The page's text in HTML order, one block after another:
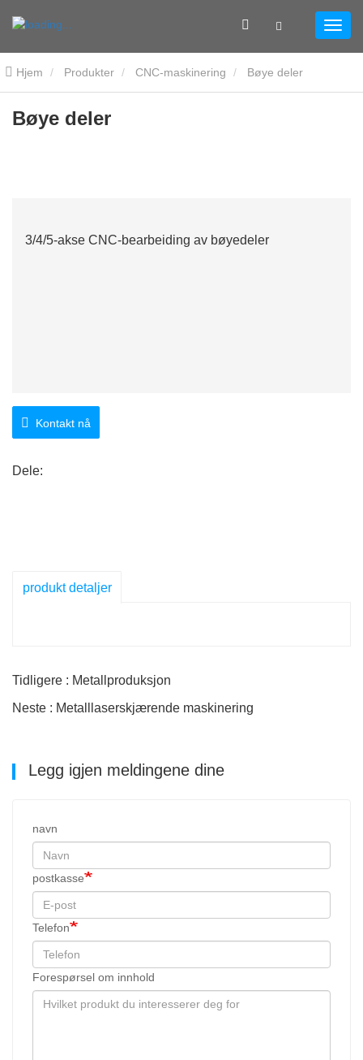
Hjem Produkter CNC-maskinering Bøye deler
Bøye deler
3/4/5-akse CNC-bearbeiding av bøyedeler
Kontakt nå
Dele:
produkt detaljer
Tidligere : Metallproduksjon
Neste : Metalllaserskjærende maskinering
Legg igjen meldingene dine
navn
postkasse
Telefon
Forespørsel om innhold